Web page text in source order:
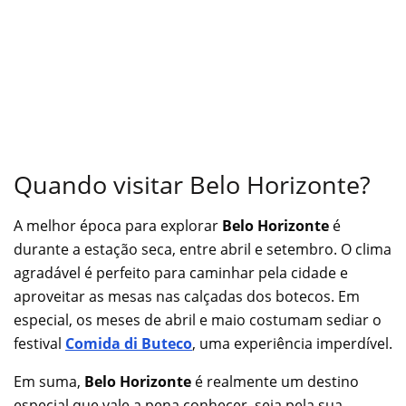
Quando visitar Belo Horizonte?
A melhor época para explorar Belo Horizonte é
durante a estação seca, entre abril e setembro. O clima
agradável é perfeito para caminhar pela cidade e
aproveitar as mesas nas calçadas dos botecos. Em
especial, os meses de abril e maio costumam sediar o
festival Comida di Buteco, uma experiência imperdível.
Em suma, Belo Horizonte é realmente um destino